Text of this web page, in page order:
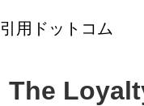
引用ドットコム
The